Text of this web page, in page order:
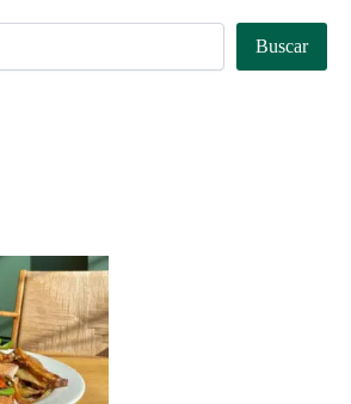
Buscar